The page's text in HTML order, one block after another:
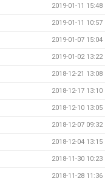
2019-01-11 15:48
2019-01-11 10:57
2019-01-07 15:04
2019-01-02 13:22
2018-12-21 13:08
2018-12-17 13:10
2018-12-10 13:05
2018-12-07 09:32
2018-12-04 13:15
2018-11-30 10:23
2018-11-28 11:36